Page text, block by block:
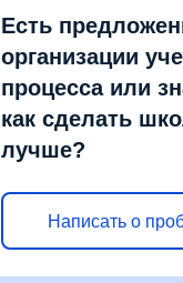
Есть
организации
процесса или
как сделать
лучше?
Написать о